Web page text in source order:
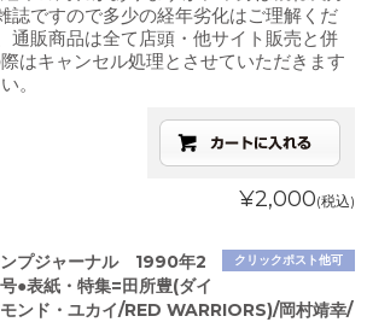
誌ですので多少の経年劣化はご理解くだ
通販商品は全て店頭・他サイト販売と併
はキャンセル処理とさせていただきます
。
¥2,000(税込)
クリックポスト他可
プジャーナル 1990年2
●表紙・特集=田所豊(ダイ
ンド・ユカイ/RED WARRIORS)/岡村靖幸/